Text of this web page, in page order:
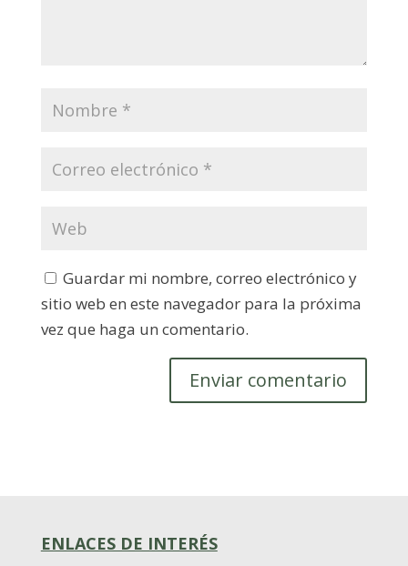
Guardar mi nombre, correo electrónico y
sitio web en este navegador para la próxima
vez que haga un comentario.
ENLACES DE INTERÉS